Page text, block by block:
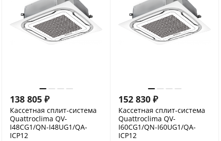
138 805 ₽
Кассетная сплит-система
Quattroclima QV-
I48CG1/QN-I48UG1/QA-
ICP12
152 830 ₽
Кассетная сплит-система
Quattroclima QV-
I60CG1/QN-I60UG1/QA-
ICP12